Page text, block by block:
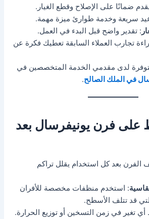
ضمانًا على الإصلاح وقطع الغيار.
سريعة وخدمة طوارئ ميزة مهمة.
: تقدير واضح قبل البدء في العمل.
تجارب العملاء السابقة تعطيك فكرة عن
لدى مقدمي الخدمة المتخصصين في
في الملك الصالح.
على فرن يونيفرسال بعد
الفرن بعد كل استخدام يقلل تراكم
: استخدم منظفات مخصصة للأفران
قد تتلف الأسطح.
أي تغير في زمن التسخين أو توزيع الحرارة.